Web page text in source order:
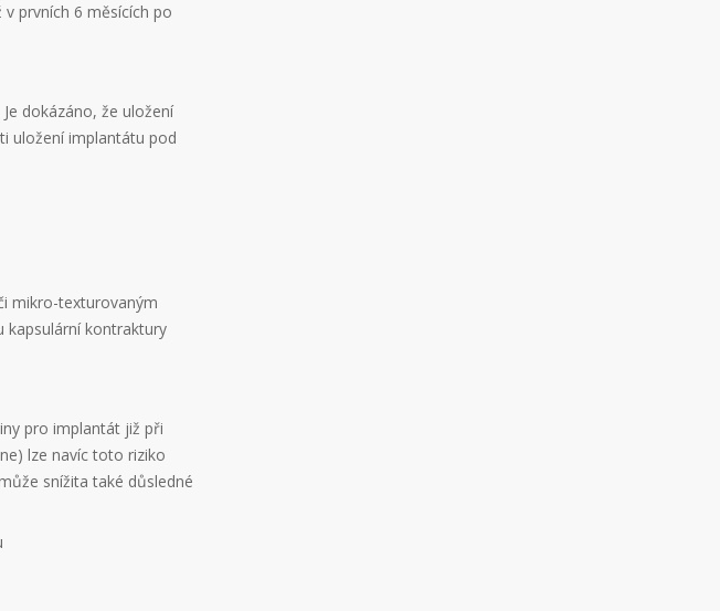
prvních 6 měsících po
dokázáno, že uložení
uložení implantátu pod
mikro-texturovaným
kapsulární kontraktury
pro implantát již při
lze navíc toto riziko
snížita také důsledné